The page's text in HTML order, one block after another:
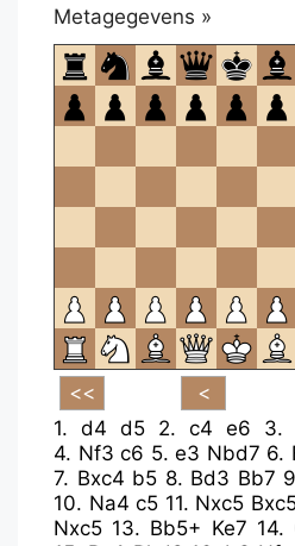
Metagegevens »
om
te
openen.
1. d4 d5 2. c4 e6 3.
4. Nf3 c6 5. e3 Nbd7 6.
7. Bxc4 b5 8. Bd3 Bb7
10. Na4 c5 11. Nxc5
Nxc5 13. Bb5+ Ke7 14.